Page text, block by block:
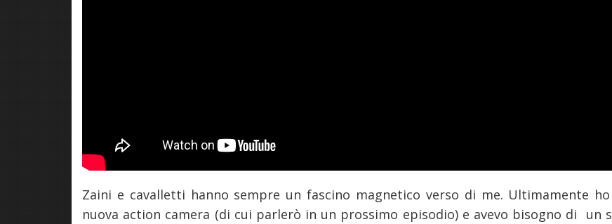
Zaini e cavalletti hanno sempre un fascino magnetico verso di me. Ultimamente
nuova action camera (di cui parlerò in un prossimo episodio) e avevo bisogno di un